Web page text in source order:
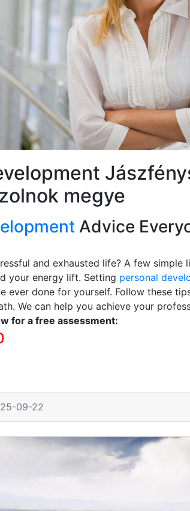
megye
Advice
and exhausted life? A few simple
your energy lift. Setting personal
ever done for yourself. Follow these
We can help you achieve your
for a free assessment:
09-22